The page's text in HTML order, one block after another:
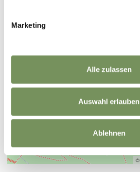
Marketing
Alle zulassen
Auswahl erlauben
Ablehnen
©